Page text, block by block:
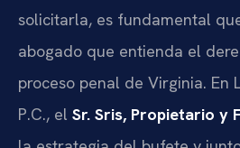
solicitarla, es fundamental
abogado que entienda el
proceso penal de Virginia. En
P.C., el Sr. Sris, Propietario y